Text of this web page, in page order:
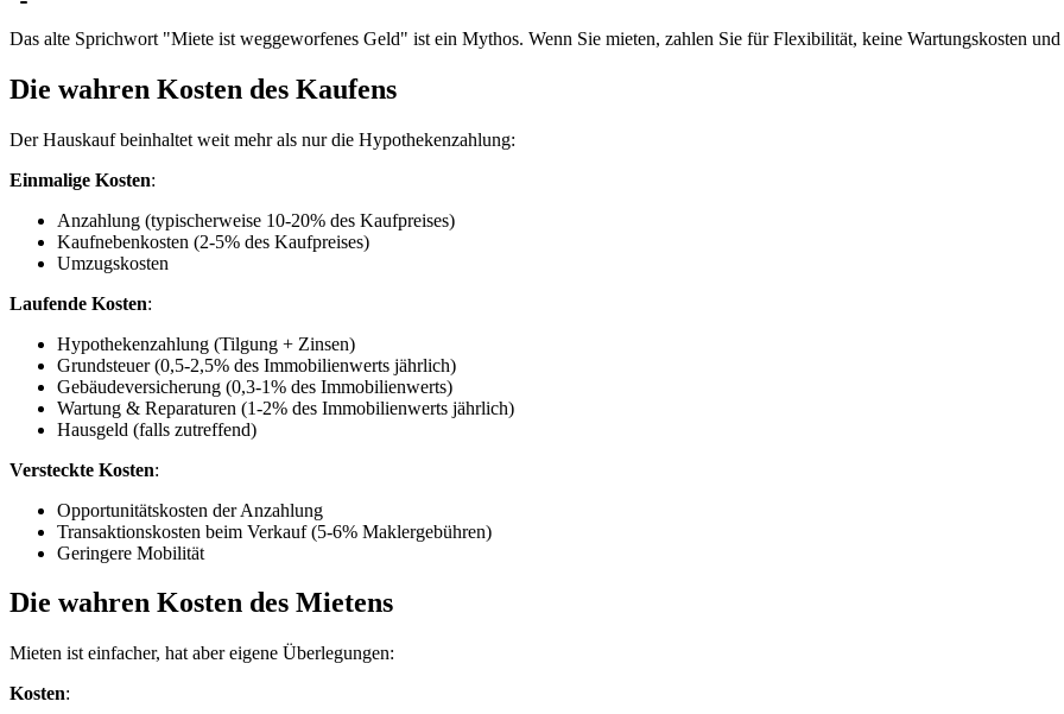
Das alte Sprichwort "Miete ist weggeworfenes Geld" ist ein Mythos. Wenn Sie mieten, zahlen Sie für Flexibilität, keine Wartungskosten
Die wahren Kosten des Kaufens
Der Hauskauf beinhaltet weit mehr als nur die Hypothekenzahlung:
Einmalige Kosten:
Anzahlung (typischerweise 10-20% des Kaufpreises)
Kaufnebenkosten (2-5% des Kaufpreises)
Umzugskosten
Laufende Kosten:
Hypothekenzahlung (Tilgung + Zinsen)
Grundsteuer (0,5-2,5% des Immobilienwerts jährlich)
Gebäudeversicherung (0,3-1% des Immobilienwerts)
Wartung & Reparaturen (1-2% des Immobilienwerts jährlich)
Hausgeld (falls zutreffend)
Versteckte Kosten:
Opportunitätskosten der Anzahlung
Transaktionskosten beim Verkauf (5-6% Maklergebühren)
Geringere Mobilität
Die wahren Kosten des Mietens
Mieten ist einfacher, hat aber eigene Überlegungen:
Kosten: